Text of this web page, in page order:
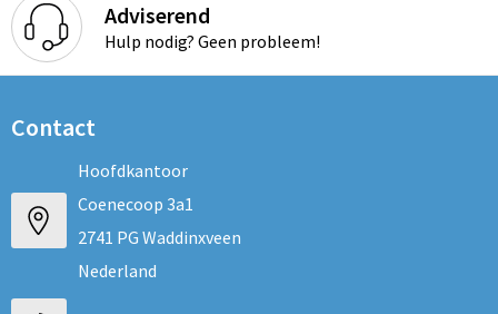
Adviserend
Hulp nodig? Geen probleem!
Contact
Hoofdkantoor
Coenecoop 3a1
2741 PG Waddinxveen
Nederland